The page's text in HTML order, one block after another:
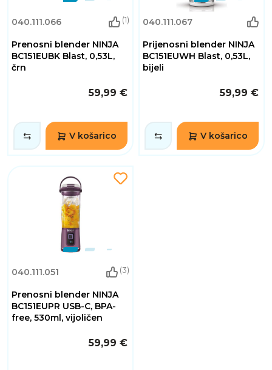
040.111.066 (1)
Prenosni blender NINJA
BC151EUBK Blast, 0,53L,
črn
59,99 €
V košarico
040.111.067
Prijenosni blender NINJA
BC151EUWH Blast, 0,53L,
bijeli
59,99 €
V košarico
040.111.051 (3)
Prenosni blender NINJA
BC151EUPR USB-C, BPA-
free, 530ml, vijoličen
59,99 €